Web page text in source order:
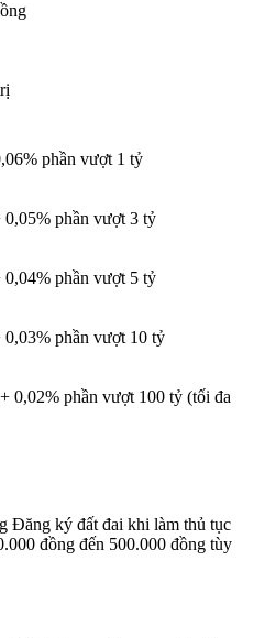
phần vượt 1 tỷ
0,05% phần vượt 3 tỷ
0,04% phần vượt 5 tỷ
0,03% phần vượt 10 tỷ
0,02% phần vượt 100 tỷ (tối đa
Đăng ký đất đai khi làm thủ tục
đồng đến 500.000 đồng tùy